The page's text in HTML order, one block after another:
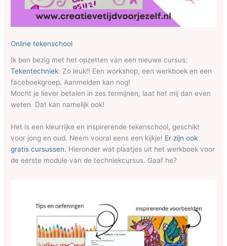
Online tekenschool
Ik ben bezig met het opzetten van een nieuwe cursus:
Tekentechniek. Zo leuk!! Een workshop, een werkboek en een
faceboekgroep. Aanmelden kan nog!
Mocht je liever betalen in zes termijnen, laat het mij dan even
weten. Dat kan namelijk ook!
Het is een kleurrijke en inspirerende tekenschool, geschikt
voor jong en oud. Neem vooral eens een kijkje! Er zijn ook
gratis cursussen. Hieronder wat plaatjes uit het werkboek voor
de eerste module van de techniekcursus. Gaaf he?